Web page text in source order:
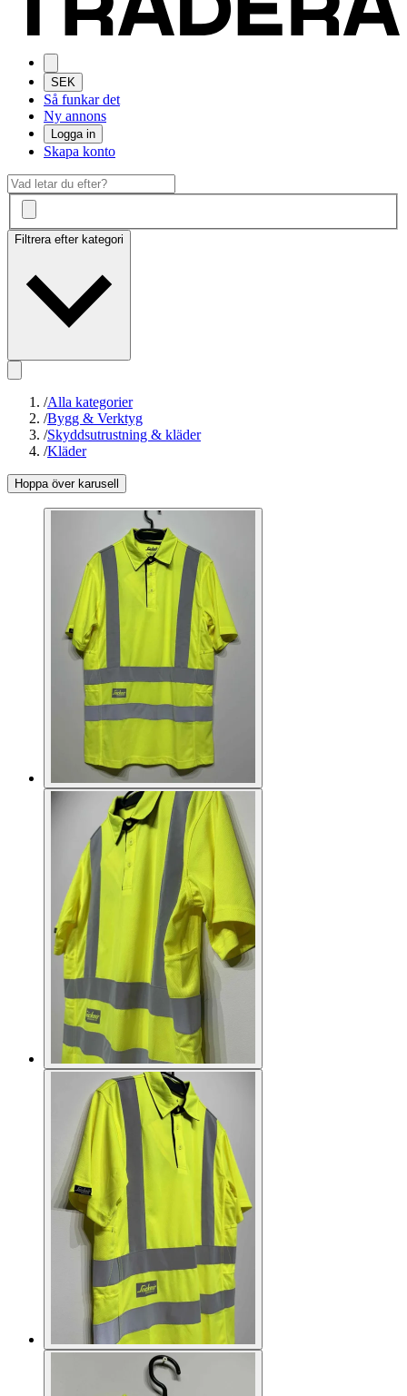
SEK
Så funkar det
Ny annons
Logga in
Skapa konto
Filtrera efter kategori
/Alla kategorier
/Bygg & Verktyg
/Skyddsutrustning & kläder
/Kläder
Hoppa över karusell